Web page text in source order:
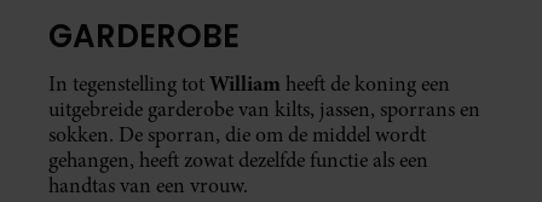
GARDEROBE
In tegenstelling totWilliam heeft de koning een
uitgebreide garderobe van kilts, jassen, sporrans en
sokken. De sporran, die om de middel wordt
gehangen, heeft zowat dezelfde functie als een
handtas van een vrouw.